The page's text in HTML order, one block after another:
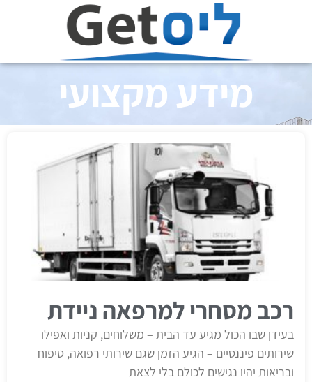
מידע מקצועי
רכב מסחרי למרפאה ניידת
בעידן שבו הכול מגיע עד הבית – משלוחים, קניות ואפילו
שירותים פיננסיים – הגיע הזמן שגם שירותי רפואה, טיפוח
ובריאות יהיו נגישים לכולם בלי לצאת